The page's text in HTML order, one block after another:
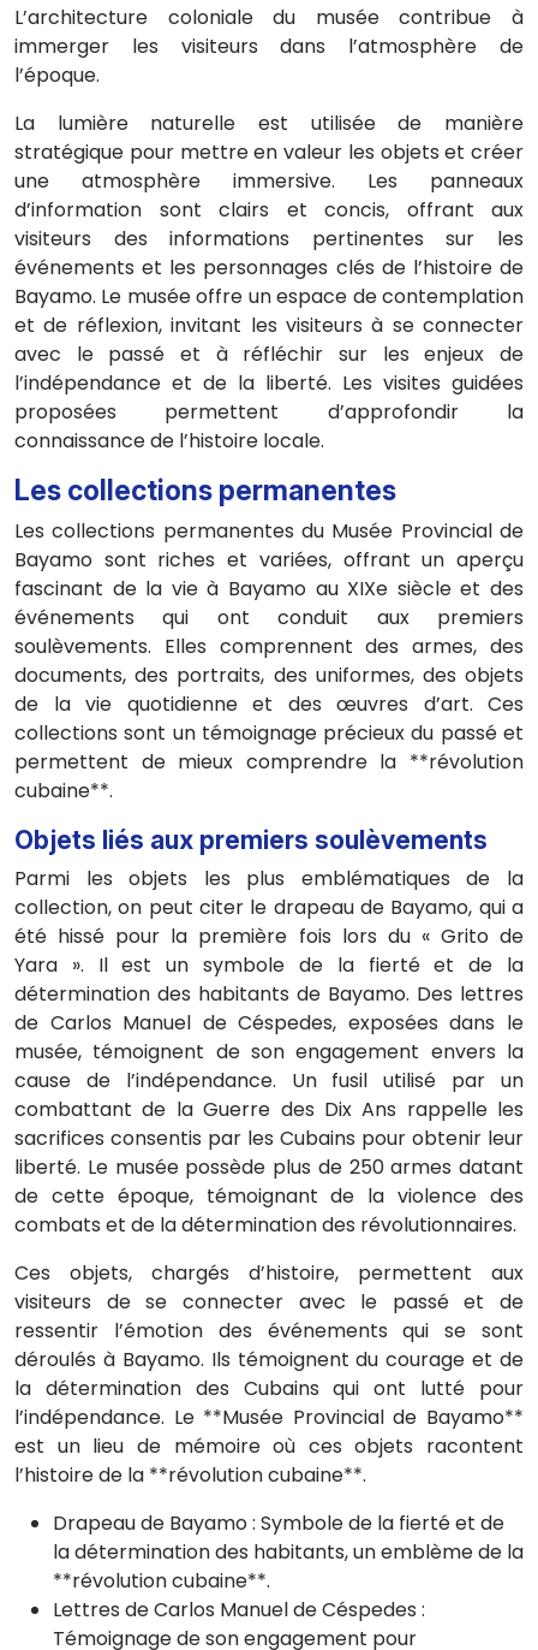
L’architecture coloniale du musée contribue à
immerger les visiteurs dans l’atmosphère de
l’époque.
La lumière naturelle est utilisée de manière
stratégique pour mettre en valeur les objets et créer
une atmosphère immersive. Les panneaux
d’information sont clairs et concis, offrant aux
visiteurs des informations pertinentes sur les
événements et les personnages clés de l’histoire de
Bayamo. Le musée offre un espace de contemplation
et de réflexion, invitant les visiteurs à se connecter
avec le passé et à réfléchir sur les enjeux de
l’indépendance et de la liberté. Les visites guidées
proposées permettent d’approfondir la
connaissance de l’histoire locale.
Les collections permanentes
Les collections permanentes du Musée Provincial de
Bayamo sont riches et variées, offrant un aperçu
fascinant de la vie à Bayamo au XIXe siècle et des
événements qui ont conduit aux premiers
soulèvements. Elles comprennent des armes, des
documents, des portraits, des uniformes, des objets
de la vie quotidienne et des œuvres d’art. Ces
collections sont un témoignage précieux du passé et
permettent de mieux comprendre la **révolution
cubaine**.
Objets liés aux premiers soulèvements
Parmi les objets les plus emblématiques de la
collection, on peut citer le drapeau de Bayamo, qui a
été hissé pour la première fois lors du « Grito de
Yara ». Il est un symbole de la fierté et de la
détermination des habitants de Bayamo. Des lettres
de Carlos Manuel de Céspedes, exposées dans le
musée, témoignent de son engagement envers la
cause de l’indépendance. Un fusil utilisé par un
combattant de la Guerre des Dix Ans rappelle les
sacrifices consentis par les Cubains pour obtenir leur
liberté. Le musée possède plus de 250 armes datant
de cette époque, témoignant de la violence des
combats et de la détermination des révolutionnaires.
Ces objets, chargés d’histoire, permettent aux
visiteurs de se connecter avec le passé et de
ressentir l’émotion des événements qui se sont
déroulés à Bayamo. Ils témoignent du courage et de
la détermination des Cubains qui ont lutté pour
l’indépendance. Le **Musée Provincial de Bayamo**
est un lieu de mémoire où ces objets racontent
l’histoire de la **révolution cubaine**.
Drapeau de Bayamo : Symbole de la fierté et de
la détermination des habitants, un emblème de la
**révolution cubaine**.
Lettres de Carlos Manuel de Céspedes :
Témoignage de son engagement pour